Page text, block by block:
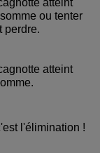
atteint
ou tenter
perdre.
atteint
l'élimination !